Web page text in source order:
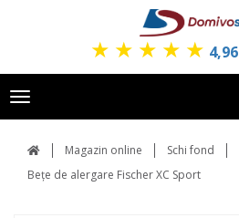
★ ★ ★ ★ ★ 4,96
Toggle
navigation
Magazin online Schi fond
Bețe de alergare Fischer XC Sport